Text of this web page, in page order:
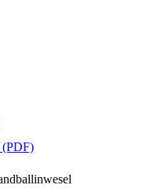
(PDF)